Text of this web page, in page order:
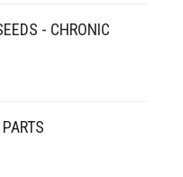
- CHRONIC